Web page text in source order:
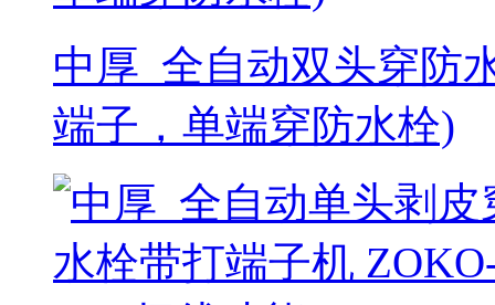
中厚_全自动双头穿防
端子，单端穿防水栓)